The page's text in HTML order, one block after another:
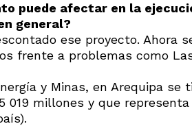
puede afectar en la
general?
ese proyecto. Ahora
frente a problemas como
y Minas, en Arequipa se
millones y que representa